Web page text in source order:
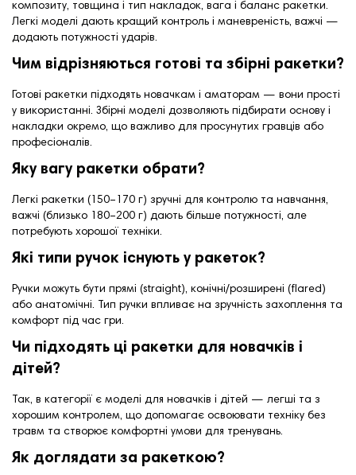
композиту, товщина і тип накладок, вага і баланс ракетки.
Легкі моделі дають кращий контроль і маневреність, важчі —
додають потужності ударів.
Чим відрізняються готові та збірні ракетки?
Готові ракетки підходять новачкам і аматорам — вони прості
у використанні. Збірні моделі дозволяють підбирати основу і
накладки окремо, що важливо для просунутих гравців або
професіоналів.
Яку вагу ракетки обрати?
Легкі ракетки (150–170 г) зручні для контролю та навчання,
важчі (близько 180–200 г) дають більше потужності, але
потребують хорошої техніки.
Які типи ручок існують у ракеток?
Ручки можуть бути прямі (straight), конічні/розширені (flared)
або анатомічні. Тип ручки впливає на зручність захоплення та
комфорт під час гри.
Чи підходять ці ракетки для новачків і
дітей?
Так, в категорії є моделі для новачків і дітей — легші та з
хорошим контролем, що допомагає освоювати техніку без
травм та створює комфортні умови для тренувань.
Як доглядати за ракеткою?